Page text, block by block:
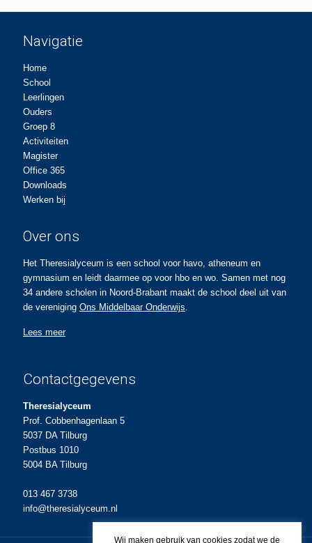
Navigatie
Home
School
Leerlingen
Ouders
Groep 8
Activiteiten
Magister
Office 365
Downloads
Werken bij
Over ons
Het Theresialyceum is een school voor havo, atheneum en
gymnasium en leidt daarmee op voor hbo en wo. Samen met nog
34 andere scholen in Noord-Brabant maakt de school deel uit van
de vereniging Ons Middelbaar Onderwijs.
Lees meer
Contactgegevens
Theresialyceum
Prof. Cobbenhagenlaan 5
5037 DA Tilburg
Postbus 1010
5004 BA Tilburg
013 467 3738
info@theresialyceum.nl
Wij maken gebruik van cookies zodat we de